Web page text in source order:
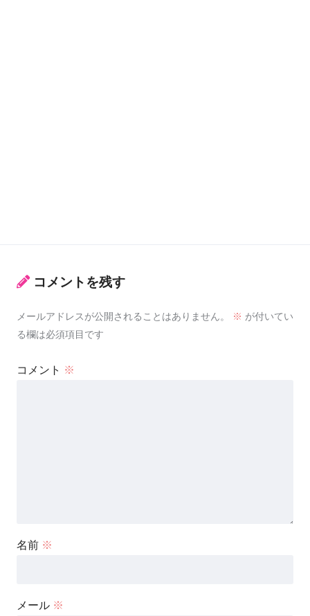
コメントを残す
メールアドレスが公開されることはありません。 ※ が付いてい
る欄は必須項目です
コメント ※
名前 ※
メール ※